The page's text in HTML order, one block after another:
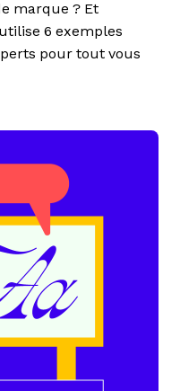
marque ? Et
6 exemples
pour tout vous